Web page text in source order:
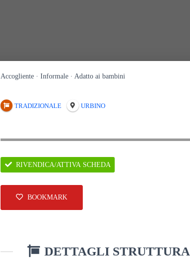
Accogliente · Informale · Adatto ai bambini
TRADIZIONALE URBINO
RIVENDICA/ATTIVA SCHEDA
BOOKMARK
DETTAGLI STRUTTURA